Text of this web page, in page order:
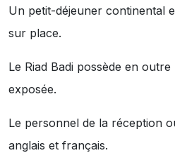
Un petit-déjeuner continental
sur place.
Le Riad Badi possède en
exposée.
Le personnel de la réception
anglais et français.